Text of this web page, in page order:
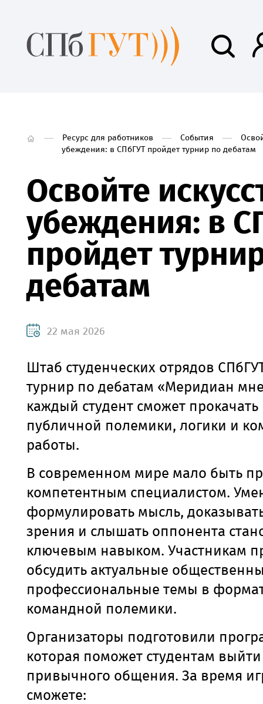
Ресурс для работников События
убеждения: в СПбГУТ пройдет турнир по дебатам
Освойте
убеждения: в
пройдет
дебатам
22 мая 2026
Штаб студенческих отрядов
турнир по дебатам «Меридиан
каждый студент сможет
публичной полемики, логики и
работы.
В современном мире мало быть
компетентным специалистом.
формулировать мысль,
зрения и слышать оппонента
ключевым навыком. Участникам
обсудить актуальные
профессиональные темы в
командной полемики.
Организаторы подготовили
которая поможет студентам
привычного общения. За время
сможете: